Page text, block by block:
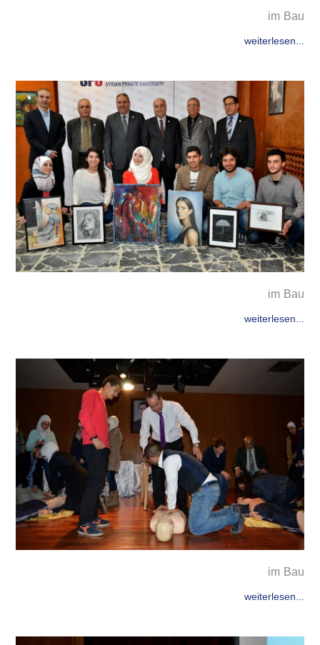
im Bau
weiterlesen...
im Bau
weiterlesen...
im Bau
weiterlesen...